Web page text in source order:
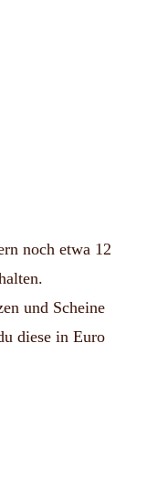
noch etwa 12
und Scheine
diese in Euro